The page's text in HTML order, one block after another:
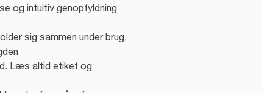
og intuitiv genopfyldning
sig sammen under brug,
Læs altid etiket og